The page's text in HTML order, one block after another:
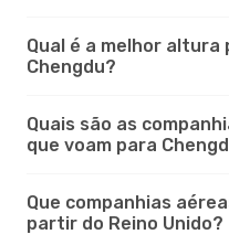
Qual é a melhor altura
Chengdu?
Quais são as
que voam para
Que companhias
partir do Reino Unido?